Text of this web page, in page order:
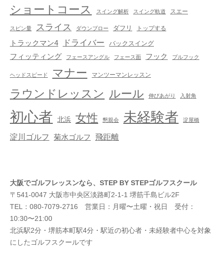
ショートコース スイング解析 スイング軌道 スエー
スピン量 スライス ダウンブロー ダフリ トップする
トラックマン4 ドライバー バックスイング
フィッティング フェースアングル フェース面 フック プルフック
ヘッドスピード マナー マンツーマンレッスン
ラウンドレッスン ルール 伸びあがり 入射角
初心者 北浜 女性 懇親会 未経験者 淀屋橋
淀川ゴルフ 菊水ゴルフ 飛距離
大阪でゴルフレッスンなら、STEP BY STEPゴルフスクール
〒541-0047 大阪市中央区淡路町2-1-1 堺筋千島ビル2F
TEL：080-7079-2716 営業日：月曜〜土曜・祝日 受付：
10:30〜21:00
北浜駅2分・堺筋本町駅4分・駅近の初心者・未経験者中心を対象
にしたゴルフスクールです